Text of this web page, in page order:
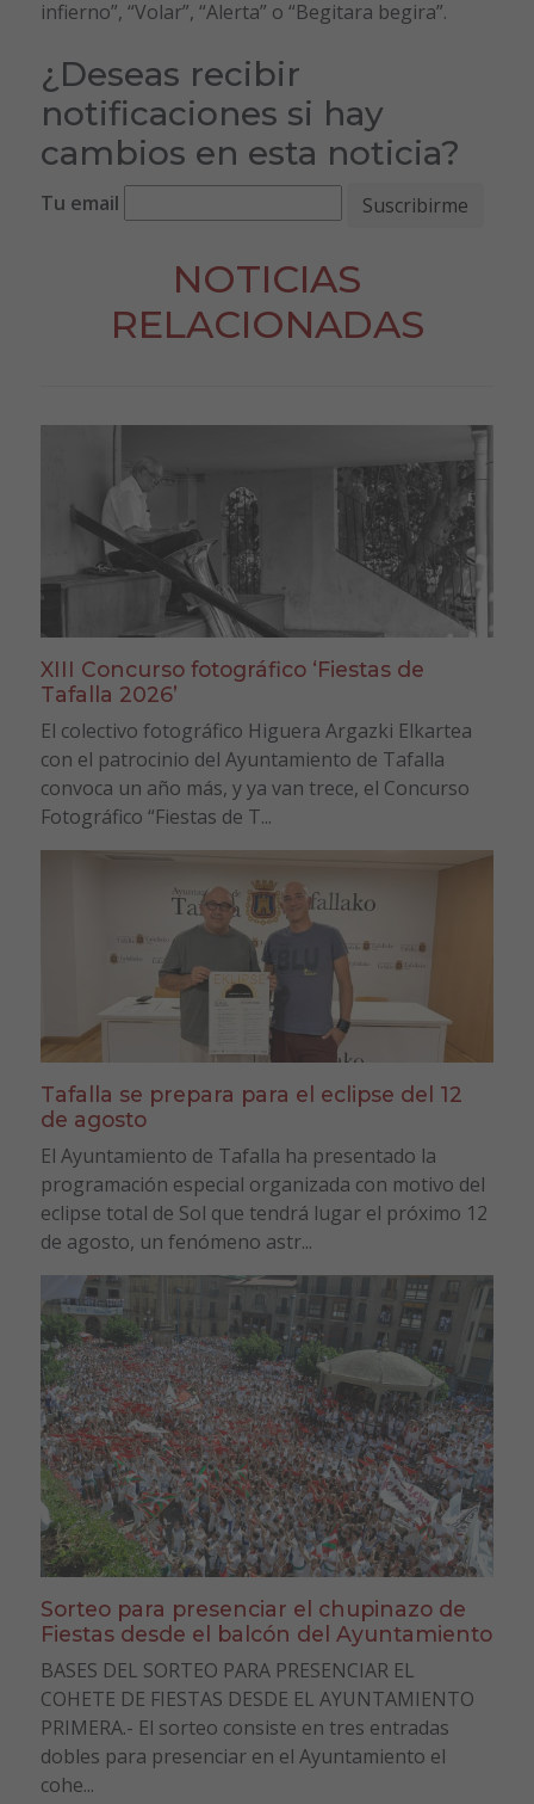
infierno”, “Volar”, “Alerta” o “Begitara begira”.
¿Deseas recibir
notificaciones si hay
cambios en esta noticia?
Tu email
NOTICIAS
RELACIONADAS
XIII Concurso fotográfico ‘Fiestas de
Tafalla 2026’
El colectivo fotográfico Higuera Argazki Elkartea
con el patrocinio del Ayuntamiento de Tafalla
convoca un año más, y ya van trece, el Concurso
Fotográfico “Fiestas de T...
Tafalla se prepara para el eclipse del 12
de agosto
El Ayuntamiento de Tafalla ha presentado la
programación especial organizada con motivo del
eclipse total de Sol que tendrá lugar el próximo 12
de agosto, un fenómeno astr...
Sorteo para presenciar el chupinazo de
Fiestas desde el balcón del Ayuntamiento
BASES DEL SORTEO PARA PRESENCIAR EL
COHETE DE FIESTAS DESDE EL AYUNTAMIENTO
PRIMERA.- El sorteo consiste en tres entradas
dobles para presenciar en el Ayuntamiento el
cohe...